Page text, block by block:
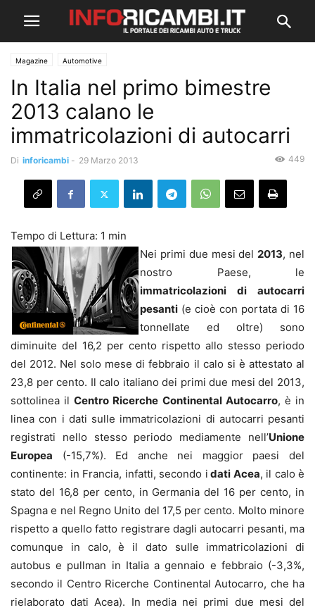
Magazine Automotive
In Italia nel primo bimestre
2013 calano le
immatricolazioni di autocarri
Di inforicambi - 29 Marzo 2013 449
Nei primi due mesi del2013, nel
nostro Paese, le
immatricolazioni di autocarri
pesanti (e cioè con portata di 16
tonnellate ed oltre) sono
diminuite del 16,2 per cento rispetto allo stesso periodo
del 2012. Nel solo mese di febbraio il calo si è attestato al
23,8 per cento. Il calo italiano dei primi due mesi del 2013,
sottolinea ilCentro Ricerche Continental Autocarro, è in
linea con i dati sulle immatricolazioni di autocarri pesanti
registrati nello stesso periodo mediamente nell’Unione
Europea (-15,7%). Ed anche nei maggior paesi del
continente: in Francia, infatti, secondo i dati Acea, il calo è
stato del 16,8 per cento, in Germania del 16 per cento, in
Spagna e nel Regno Unito del 17,5 per cento. Molto minore
rispetto a quello fatto registrare dagli autocarri pesanti, ma
comunque in calo, è il dato sulle immatricolazioni di
autobus e pullman in Italia a gennaio e febbraio (-3,3%,
secondo il Centro Ricerche Continental Autocarro, che ha
rielaborato dati Acea). In media nei primi due mesi del